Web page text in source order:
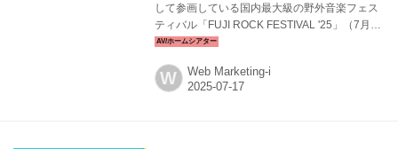
して参画している国内最大級の野外音楽フェス
ティバル「FUJI ROCK FESTIVAL '25」（7月25
日〜27日に新潟県湯沢町・苗場スキー場で開
VideoとTwitchにて無料独占ライブ配信すると発
表した。Prime Videoでのライブ配信は、プライ
W Web Marketing-i